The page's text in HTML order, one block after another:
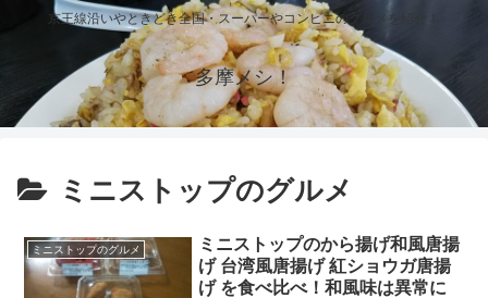
京王線沿いやときどき全国・スーパーやコンビニのグルメを紹介！
多摩メシ！
ミニストップのグルメ
ミニストップのグルメ
ミニストップのから揚げ和風唐揚
げ 台湾風唐揚げ 紅ショウガ唐揚
げ を食べ比べ！和風味は異常に